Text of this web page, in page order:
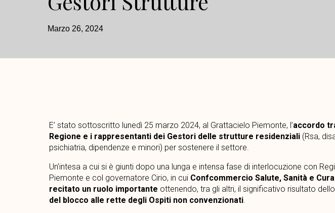
Marzo 26, 2024
E’ stato sottoscritto lunedì 25 marzo 2024, al Grattacielo Piemonte, l’accordo
Regione e i rappresentanti dei Gestori delle strutture residenziali(Rsa,
psichiatria, dipendenze e minori) per sostenere il settore.
Un’intesa a cui si è giunti dopo una lunga e intensa fase di interlocuzione con
Piemonte e col governatore Cirio, in cui Confcommercio Salute, Sanità e
recitato un ruolo importante ottenendo, tra gli altri, il significativo risultato dello
del blocco alle rette degli Ospiti non convenzionati.